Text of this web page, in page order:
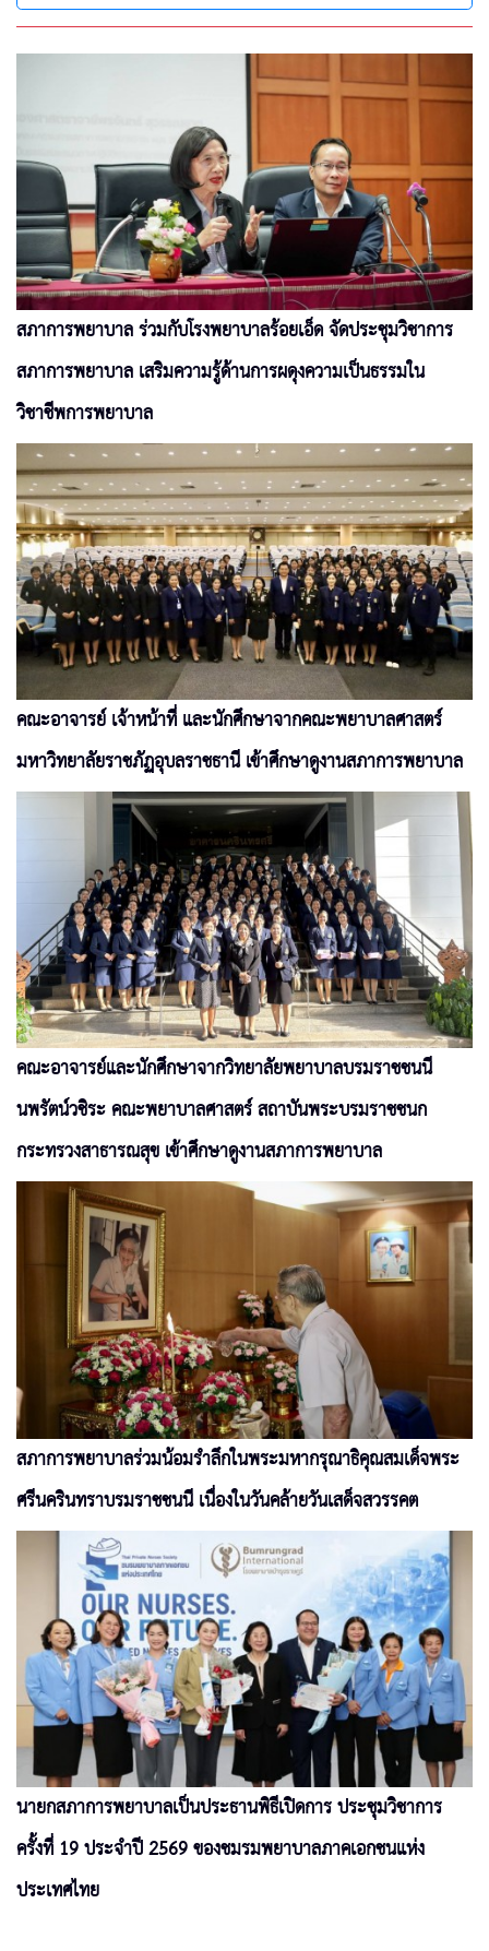
สภาการพยาบาล ร่วมกับโรงพยาบาลร้อยเอ็ด จัดประชุมวิชาการ
สภาการพยาบาล เสริมความรู้ด้านการผดุงความเป็นธรรมใน
วิชาชีพการพยาบาล
คณะอาจารย์ เจ้าหน้าที่ และนักศึกษาจากคณะพยาบาลศาสตร์
มหาวิทยาลัยราชภัฏอุบลราชธานี เข้าศึกษาดูงานสภาการพยาบาล
คณะอาจารย์และนักศึกษาจากวิทยาลัยพยาบาลบรมราชชนนี
นพรัตน์วชิระ คณะพยาบาลศาสตร์ สถาบันพระบรมราชชนก
กระทรวงสาธารณสุข เข้าศึกษาดูงานสภาการพยาบาล
สภาการพยาบาลร่วมน้อมรำลึกในพระมหากรุณาธิคุณสมเด็จพระ
ศรีนครินทราบรมราชชนนี เนื่องในวันคล้ายวันเสด็จสวรรคต
นายกสภาการพยาบาลเป็นประธานพิธีเปิดการ ประชุมวิชาการ
ครั้งที่ 19 ประจำปี 2569 ของชมรมพยาบาลภาคเอกชนแห่ง
ประเทศไทย